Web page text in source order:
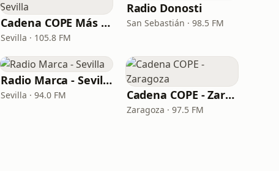
Cadena COPE Más - Sevilla
Sevilla · 105.8 FM
Radio Donosti
San Sebastián · 98.5 FM
Radio Marca - Sevilla
Sevilla · 94.0 FM Cadena COPE - Zaragoza
Zaragoza · 97.5 FM